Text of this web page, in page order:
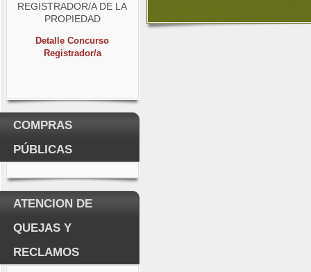
REGISTRADOR/A DE LA
PROPIEDAD
Detalle Concurso
Registrador/a
COMPRAS
PÚBLICAS
ATENCION DE
QUEJAS Y
RECLAMOS